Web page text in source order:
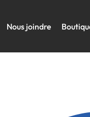
Nous joindre